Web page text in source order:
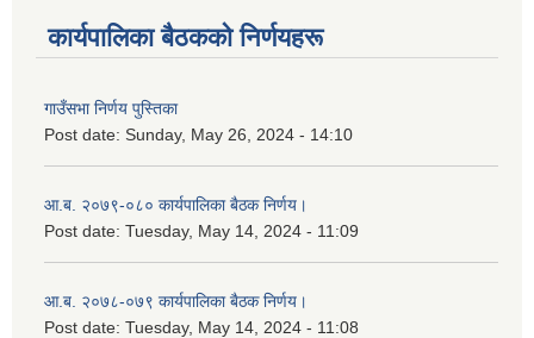
कार्यपालिका बैठकको निर्णयहरू
गाउँसभा निर्णय पुस्तिका
Post date: Sunday, May 26, 2024 - 14:10
आ.ब. २०७९-०८० कार्यपालिका बैठक निर्णय।
Post date: Tuesday, May 14, 2024 - 11:09
आ.ब. २०७८-०७९ कार्यपालिका बैठक निर्णय।
Post date: Tuesday, May 14, 2024 - 11:08